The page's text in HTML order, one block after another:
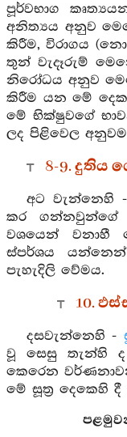
පූර්වභාග
අනිත්‍යය අනුව
කිරීම, විරාගය
තුන් වැදෑරුම්
නිරෝධය අනුව
කිරීම යන මේ
මේ භික්ෂුවගේ
ලද පිළිවෙල
8-9. දුතිය
අට වැන්නෙහි
කර ගන්නවුන්ගේ
වශයෙන්
ස්පර්ශය
පැහැදිලි වේමය.
10.
දසවැන්නෙහි -
වූ සෙසු තැන්හි
කෙරෙන
මේ සූත්‍ර දෙකෙහි